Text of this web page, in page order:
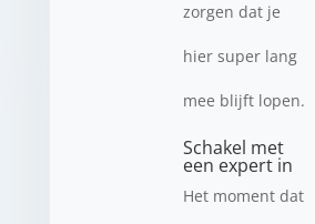
zorgen dat je
hier super lang
mee blijft lopen.
Schakel met
een expert in
Het moment dat